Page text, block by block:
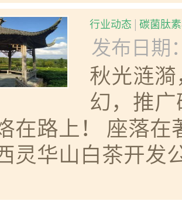
行业动态 | 碳菌肽
发布日期
秋光涟
幻，推
在路上！ 座落
灵华山白茶开发